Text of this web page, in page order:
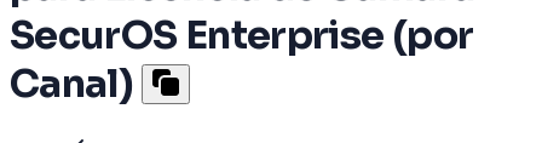
SecurOS Enterprise (por
Canal)